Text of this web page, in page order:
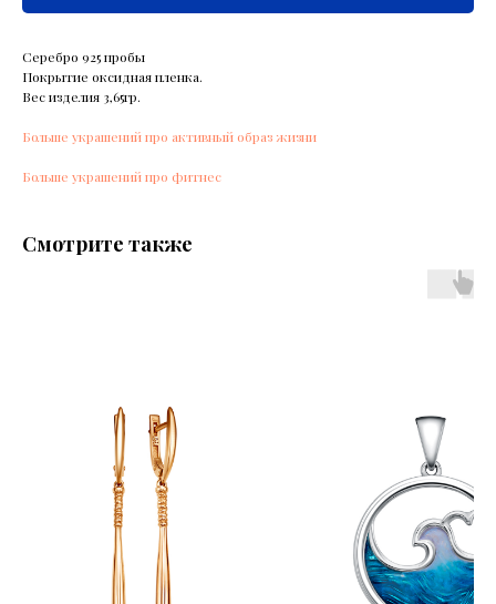
Серебро 925 пробы
Покрытие оксидная пленка.
Вес изделия 3,65гр.
Больше украшений про активный образ жизни
Больше украшений про фитнес
Смотрите также